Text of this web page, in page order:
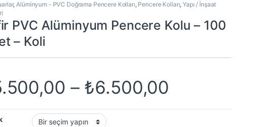
,Alüminyum - PVC Doğrama Pencere Kolları, Pencere Kolları,Yapı / İnşaat
PVC Alüminyum Pencere Kolu – 100
– Koli
– ₺6.500,00